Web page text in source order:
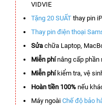
VIDVIE
Tặng 20 SUẤT thay pin
Thay pin điện thoại
Sửa chữa Laptop,
Miễn phínâng cấp phần
Miễn phíkiểm tra, vệ
Hoàn tiền 100% nếu
Máy ngoài Chế độ bảo